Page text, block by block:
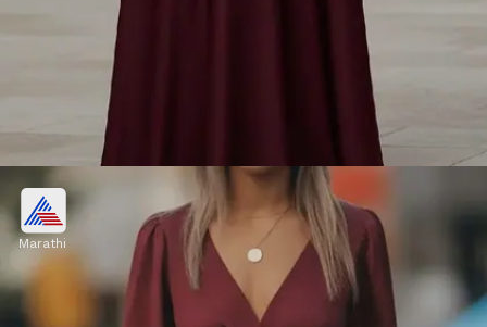
व्ही-नेक लाँग ड्रेस
व्ही-नेक डिझाइनचा लाँग ड्रेस तुमचा गळा आणि शरीराचा वरचा
भाग लांब दाखवतो. यामुळे पूर्ण बॉडी फ्रेम स्लिम दिसते आणि
ड्रेसचा लूकही आकर्षक वाटतो.
Marathi